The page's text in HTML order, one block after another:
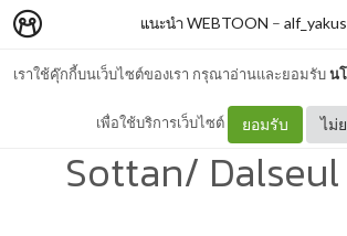
เราใช้คุ๊กกี้บนเว็บไซต์ของเรา กรุณาอ่านและยอมรับน
เพื่อใช้บริการเว็บไซต์ ยอมรับ ไม่
แนะนำ WEBTOON –
I Raised a Black
Sottan/ Dalseul